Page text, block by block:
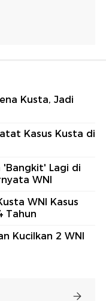
Kusta, Jadi
Kasus Kusta di
'Bangkit' Lagi di
WNI
WNI Kasus
Tahun
Kucilkan 2 WNI